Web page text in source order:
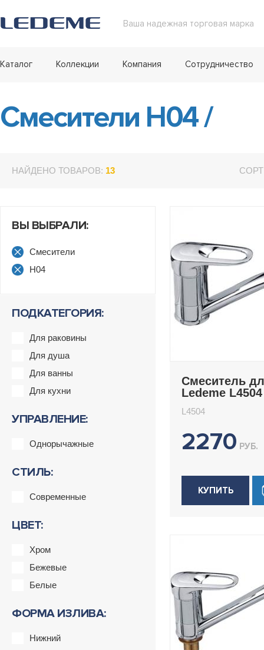
Ваша надежная торговая марка
Каталог Коллекции Компания Сотрудничество
Смесители H04/
НАЙДЕНО ТОВАРОВ: 13
ВЫ ВЫБРАЛИ:
Смесители
H04
ПОДКАТЕГОРИЯ:
Для раковины
Для душа
Для ванны
Для кухни
УПРАВЛЕНИЕ:
Однорычажные
СТИЛЬ:
Современные
ЦВЕТ:
Хром
Бежевые
Белые
ФОРМА ИЗЛИВА:
Нижний
Смеситель
Ledeme L4504
L4504
2270 РУБ.
КУПИТЬ